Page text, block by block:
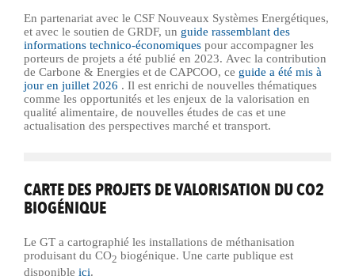
En partenariat avec le CSF Nouveaux Systèmes Energétiques,
et avec le soutien de GRDF, un guide rassemblant des
informations technico-économiquespour accompagner les
porteurs de projets a été publié en 2023. Avec la contribution
de Carbone & Energies et de CAPCOO, ce guide a été mis à
jour en juillet 2026 . Il est enrichi de nouvelles thématiques
comme les opportunités et les enjeux de la valorisation en
qualité alimentaire, de nouvelles études de cas et une
actualisation des perspectives marché et transport.
CARTE DES PROJETS DE VALORISATION DU CO2
BIOGÉNIQUE
Le GT a cartographié les installations de méthanisation
produisant du CO2 biogénique. Une carte publique est
disponible ici.